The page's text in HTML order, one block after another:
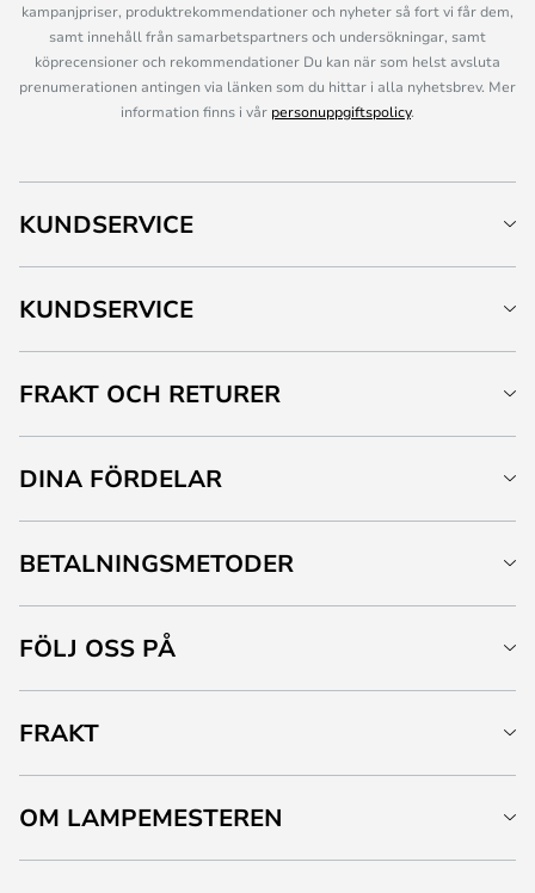
kampanjpriser, produktrekommendationer och nyheter så fort vi får dem,
samt innehåll från samarbetspartners och undersökningar, samt
köprecensioner och rekommendationer Du kan när som helst avsluta
prenumerationen antingen via länken som du hittar i alla nyhetsbrev. Mer
information finns i vår personuppgiftspolicy.
KUNDSERVICE
KUNDSERVICE
FRAKT OCH RETURER
DINA FÖRDELAR
BETALNINGSMETODER
FÖLJ OSS PÅ
FRAKT
OM LAMPEMESTEREN